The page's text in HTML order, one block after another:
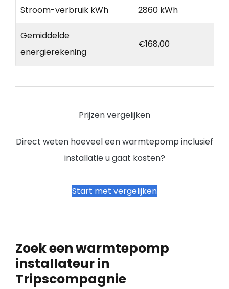
Stroom-verbruik kWh 2860 kWh
Gemiddelde
energierekening
€168,00
Prijzen vergelijken
Direct weten hoeveel een warmtepomp inclusief
installatie u gaat kosten?
Start met vergelijken
Zoek een warmtepomp
installateur in
Tripscompagnie